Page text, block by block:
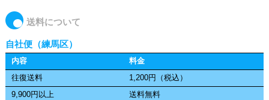
送料について
自社便（練馬区）
内容
料金
往復送料
1,200円（税込）
9,900円以上
送料無料